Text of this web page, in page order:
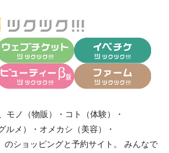
モノ（物販） ・ コト（体験）
・
ルメ）
・ オメカシ（美容）
・
のショッピングと予約サイト。
みんなで